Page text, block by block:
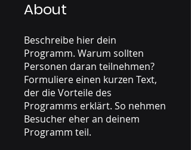
About
Beschreibe hier dein
Programm. Warum sollten
Personen daran teilnehmen?
Formuliere einen kurzen Text,
der die Vorteile des
Programms erklärt. So nehmen
Besucher eher an deinem
Programm teil.